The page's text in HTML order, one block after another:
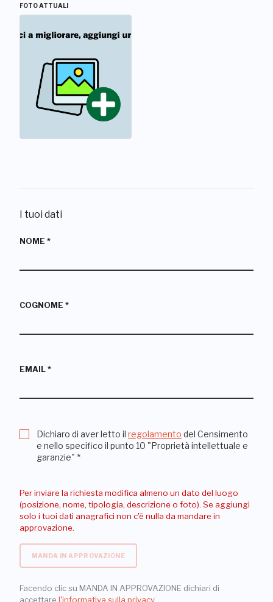
FOTO ATTUALI
I tuoi dati
NOME *
COGNOME *
EMAIL *
Dichiaro di aver letto il regolamento del Censimento
e nello specifico il punto 10 "Proprietà intellettuale e
garanzie" *
Per inviare la richiesta modifica almeno un dato del luogo
(posizione, nome, tipologia, descrizione o foto). Se aggiungi
solo i tuoi dati anagrafici non c'è nulla da mandare in
approvazione.
MANDA IN APPROVAZIONE
Facendo clic su MANDA IN APPROVAZIONE dichiari di
accettare l'informativa sulla privacy